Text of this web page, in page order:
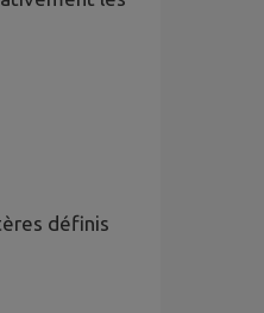
définis